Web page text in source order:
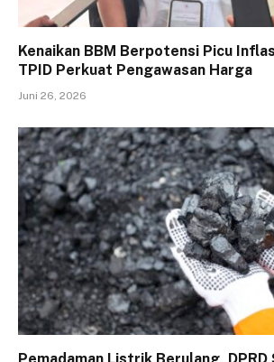
Kenaikan BBM Berpotensi Picu
TPID Perkuat Pengawasan Harga
Juni 26, 2026
Pemadaman Listrik Berulang,